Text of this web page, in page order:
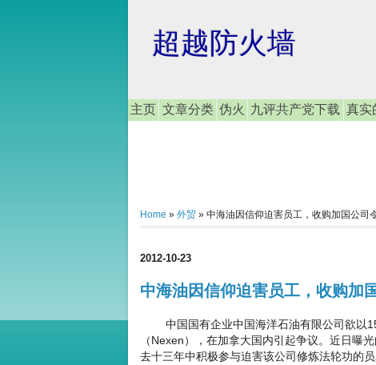
超越防火墙
主页 文章分类 伪火 九评共产党下载 真实
Home » 外贸 » 中海油因信仰迫害员工，收购加国公司
2012-10-23
中海油因信仰迫害员工，收购加
中国国有企业中国海洋石油有限公司欲以
（Nexen），在加拿大国内引起争议。近日曝
去十三年中积极参与迫害该公司修炼法轮功的